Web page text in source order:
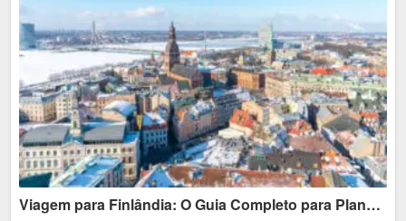
Viagem para Finlândia: O Guia Completo para Planejar seu Roteiro